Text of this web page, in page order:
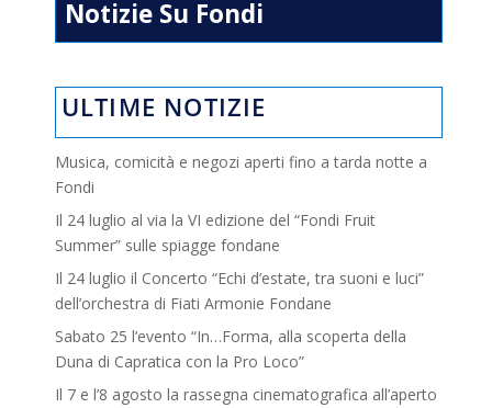
Notizie Su Fondi
ULTIME NOTIZIE
Musica, comicità e negozi aperti fino a tarda notte a
Fondi
Il 24 luglio al via la VI edizione del “Fondi Fruit
Summer” sulle spiagge fondane
Il 24 luglio il Concerto “Echi d’estate, tra suoni e luci”
dell’orchestra di Fiati Armonie Fondane
Sabato 25 l’evento “In…Forma, alla scoperta della
Duna di Capratica con la Pro Loco”
Il 7 e l’8 agosto la rassegna cinematografica all’aperto